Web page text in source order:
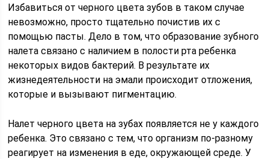
Избавиться от черного цвета зубов в таком случае
невозможно, просто тщательно почистив их с
помощью пасты. Дело в том, что образование зубного
налета связано с наличием в полости рта ребенка
некоторых видов бактерий. В результате их
жизнедеятельности на эмали происходит отложения,
которые и вызывают пигментацию.
Налет черного цвета на зубах появляется не у каждого
ребенка. Это связано с тем, что организм по-разному
реагирует на изменения в еде, окружающей среде. У